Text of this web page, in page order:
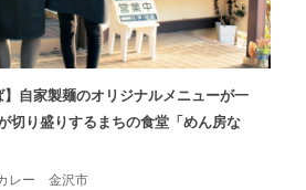
自家製麺のオリジナルメニューが一
切り盛りするまちの食堂「めん房な
レー 金沢市